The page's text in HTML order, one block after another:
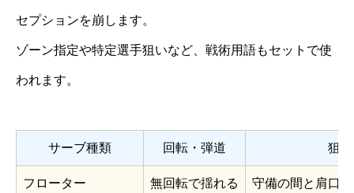
セプションを崩します。
ゾーン指定や特定選手狙いなど、戦術用語もセットで使
われます。
サーブ種類 回転・弾道 狙
フローター 無回転で揺れる 守備の間と肩口